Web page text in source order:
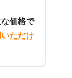
価格で
ただけ